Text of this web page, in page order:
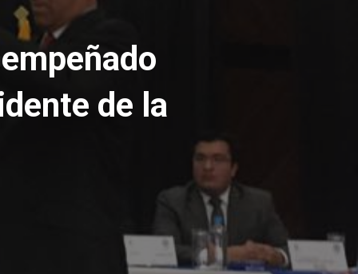
de la